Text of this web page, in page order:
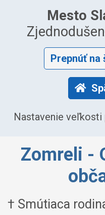
Mesto
Prepnúť na
Nastavenie veľkosti
Zomreli -
† Smútiaca